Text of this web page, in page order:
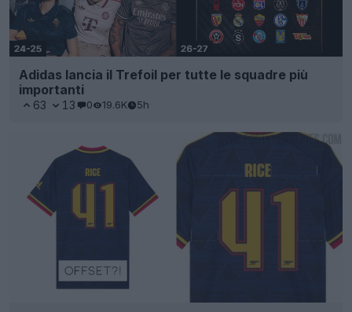
Adidas lancia il Trefoil per tutte le squadre più
importanti
63 13 0 19.6K 5h